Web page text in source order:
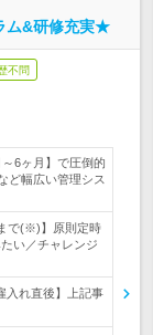
ム&研修充実★
不問
6ヶ月】で圧倒的
ど幅広い管理シス
で(※)】原則定時
い／チャレンジ
入れ直後】上記事